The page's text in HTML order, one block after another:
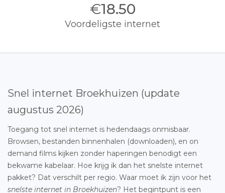
€18.50
Voordeligste internet
Snel internet Broekhuizen (update
augustus 2026)
Toegang tot snel internet is hedendaags onmisbaar.
Browsen, bestanden binnenhalen (downloaden), en on
demand films kijken zonder haperingen benodigt een
bekwame kabelaar. Hoe krijg ik dan het snelste internet
pakket? Dat verschilt per regio. Waar moet ik zijn voor het
snelste internet in Broekhuizen? Het begintpunt is een